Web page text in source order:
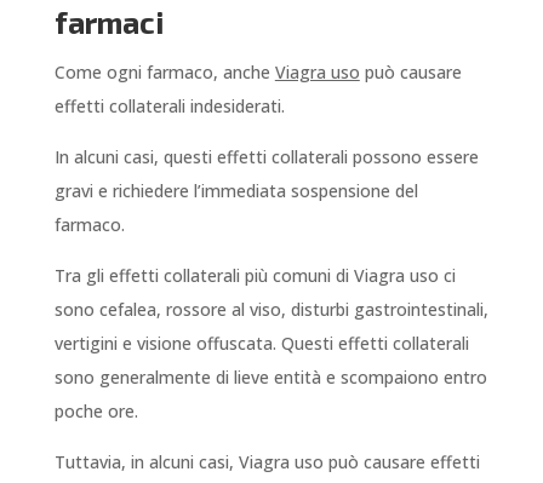
farmaci
Come ogni farmaco, anche Viagra uso può causare
effetti collaterali indesiderati.
In alcuni casi, questi effetti collaterali possono essere
gravi e richiedere l’immediata sospensione del
farmaco.
Tra gli effetti collaterali più comuni di Viagra uso ci
sono cefalea, rossore al viso, disturbi gastrointestinali,
vertigini e visione offuscata. Questi effetti collaterali
sono generalmente di lieve entità e scompaiono entro
poche ore.
Tuttavia, in alcuni casi, Viagra uso può causare effetti